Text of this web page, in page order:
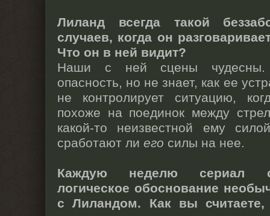
Лиланд всегда такой
случаев, когда он
Что он в ней видит?
Наши с ней сцены чудесны.
опасность, но не знает, как ее
не контролирует ситуацию,
похоже на поединок между
какой-то неизвестной ему
сработают ли его силы на нее.
Каждую неделю сериал
логическое обоснование
с Лиландом. Как вы считаете,